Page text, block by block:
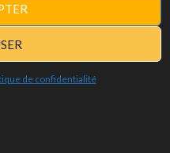
de confidentialité